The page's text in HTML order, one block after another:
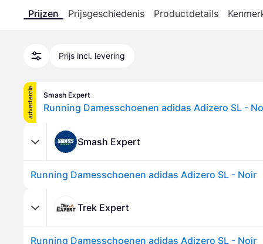
Prijzen Prijsgeschiedenis Productdetails
Prijs incl. levering
advertentie Smash Expert
Running Damesschoenen adidas Adizero SL -
Smash Expert
Running Damesschoenen adidas Adizero SL - Noir
Trek Expert
Running Damesschoenen adidas Adizero SL - Noir